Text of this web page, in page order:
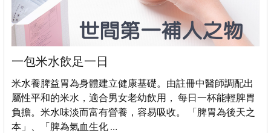
一包米水飲足一日
米水養脾益胃為身體建立健康基礎。由註冊中醫師調配出
屬性平和的米水，適合男女老幼飲用， 每日一杯能輕脾胃
負擔。米水味淡而富有營養，容易吸收。 「脾胃為後天之
本」、「脾為氣血生化 …